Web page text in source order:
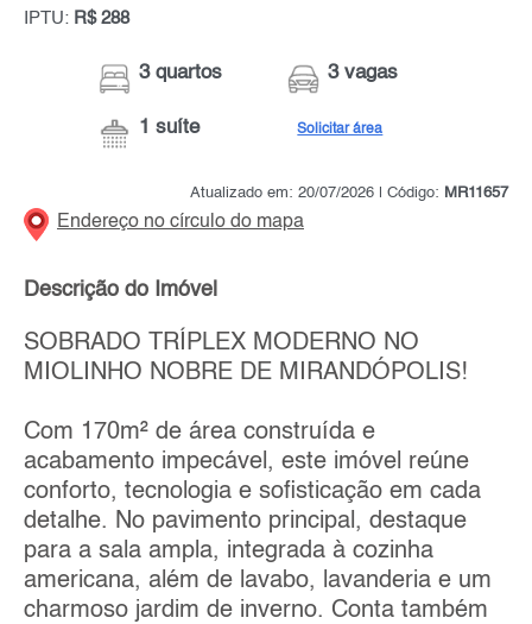
IPTU: R$ 288
3 quartos
1 suíte
3 vagas
Solicitar área
Atualizado em: 20/07/2026 | Código: MR11657
Endereço no círculo do mapa
Descrição do Imóvel
SOBRADO TRÍPLEX MODERNO NO
MIOLINHO NOBRE DE MIRANDÓPOLIS!
Com 170m² de área construída e
acabamento impecável, este imóvel reúne
conforto, tecnologia e sofisticação em cada
detalhe. No pavimento principal, destaque
para a sala ampla, integrada à cozinha
americana, além de lavabo, lavanderia e um
charmoso jardim de inverno. Conta também